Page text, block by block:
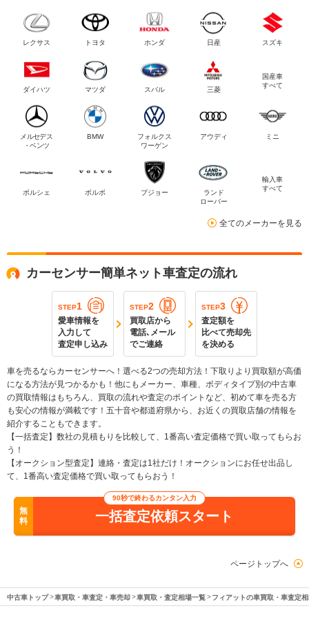
レクサス トヨタ ホンダ 日産 スズキ
ダイハツ マツダ スバル 三菱
国産車
すべて
メルセデス
・ベンツ
BMW
フォルクス
ワーゲン
アウディ ミニ
ポルシェ ボルボ プジョー
ランド
ローバー
輸入車
すべて
全てのメーカーを見る
カーセンサー簡単ネット車査定の流れ
STEP1
愛車情報を
入力して
査定申し込み
STEP2
買取店から
電話､メール
でご連絡
STEP3
査定額を
比べて売却先
を決める
車を売るならカーセンサーへ！選べる2つの売却方法！下取りより買取額が高価
になる方法が見つかるかも！他にもメーカー、車種、ボディタイプ別の中古車
の買取情報はもちろん、買取の流れや査定のポイントなど、初めて車を売る方
も安心の情報が満載です！五十音や都道府県から、お近くの買取店舗の情報を
紹介することもできます。
【一括査定】数社の見積もりを比較して、1番高い査定価格で買い取ってもらお
う！
【オークション型査定】連絡・査定は1社だけ！オークションにお任せ出品し
て、1番高い査定価格で買い取ってもらおう！
無
料
90秒で終わるカンタン入力
一括査定依頼スタート
ページトップへ
中古車トップ 車買取・車査定・車売却 車買取・査定相場一覧 フィアットの車買取・車査定